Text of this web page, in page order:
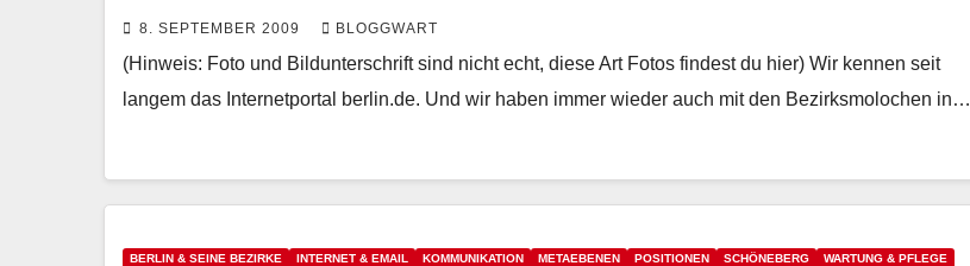
8. SEPTEMBER 2009 BLOGGWART
(Hinweis: Foto und Bildunterschrift sind nicht echt, diese Art Fotos findest du hier) Wir kennen seit
langem das Internetportal berlin.de. Und wir haben immer wieder auch mit den Bezirksmolochen in…
BERLIN & SEINE BEZIRKE INTERNET & EMAIL KOMMUNIKATION METAEBENEN POSITIONEN SCHÖNEBERG WARTUNG & PFLEGE